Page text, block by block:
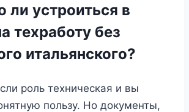
устроиться в
техработу без
итальянского?
роль техническая и вы
пользу. Но документы,